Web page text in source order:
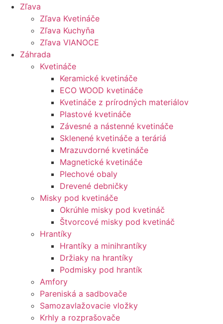
Zľava
Zľava Kvetináče
Zľava Kuchyňa
Zľava VIANOCE
Záhrada
Kvetináče
Keramické kvetináče
ECO WOOD kvetináče
Kvetináče z prírodných materiálov
Plastové kvetináče
Závesné a nástenné kvetináče
Sklenené kvetináče a teráriá
Mrazuvdorné kvetináče
Magnetické kvetináče
Plechové obaly
Drevené debničky
Misky pod kvetináče
Okrúhle misky pod kvetináč
Štvorcové misky pod kvetináč
Hrantíky
Hrantíky a minihrantíky
Držiaky na hrantíky
Podmisky pod hrantík
Amfory
Pareniská a sadbovače
Samozavlažovacie vložky
Krhly a rozprašovače